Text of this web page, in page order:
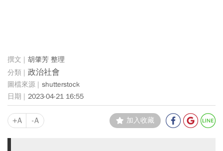
胡肇芳 整理
政治社會
shutterstock
2023-04-21 16:55
+A -A 加入收藏